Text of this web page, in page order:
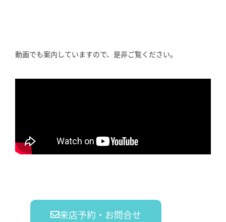
動画でも案内していますので、是非ご覧ください。
来店予約・お問合せ